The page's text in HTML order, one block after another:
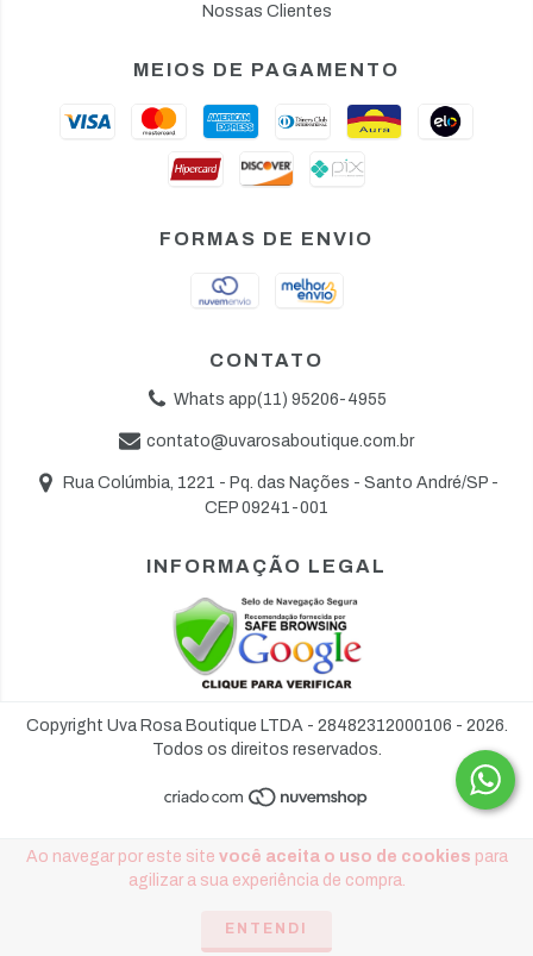
Ao navegar por este site você aceita o uso de cookies para
agilizar a sua experiência de compra.
ENTENDI
Nossas Clientes
MEIOS DE PAGAMENTO
FORMAS DE ENVIO
CONTATO
Whats app(11) 95206-4955
contato@uvarosaboutique.com.br
Rua Colúmbia, 1221 - Pq. das Nações - Santo André/SP -
CEP 09241-001
INFORMAÇÃO LEGAL
Copyright Uva Rosa Boutique LTDA - 28482312000106 - 2026.
Todos os direitos reservados.